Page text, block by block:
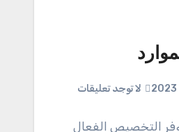
لا توجد تعليقات
التخصيص الفعال